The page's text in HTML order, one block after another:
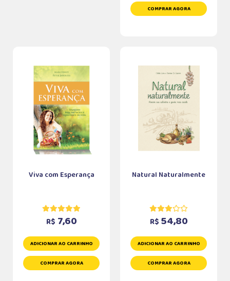
COMPRAR AGORA
Viva com Esperança
R$ 7,60
ADICIONAR AO CARRINHO
COMPRAR AGORA
Natural Naturalmente
R$ 54,80
ADICIONAR AO CARRINHO
COMPRAR AGORA